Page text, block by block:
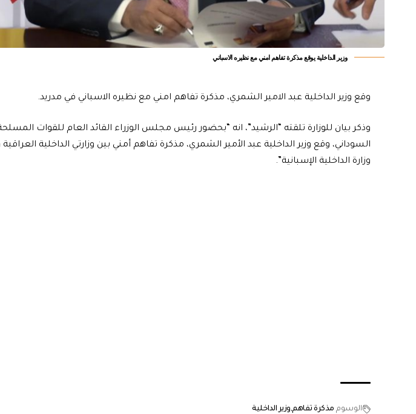
وزير الداخلية يوقع مذكرة تفاهم امني مع نظيره الاسباني
وقع وزير الداخلية عبد الامير الشمري، مذكرة تفاهم امني مع نظيره الاسباني في مدريد.
وذكر بيان للوزارة تلقته “الرشيد”، انه “بحضور رئيس مجلس الوزراء القائد العام للقوات
السوداني، وقع وزير الداخلية عبد الأمير الشمري، مذكرة تفاهم أمني بين وزارتي الداخلية
وزارة الداخلية الإسبانية”.
الوسوم مذكرة تفاهم وزير الداخلية